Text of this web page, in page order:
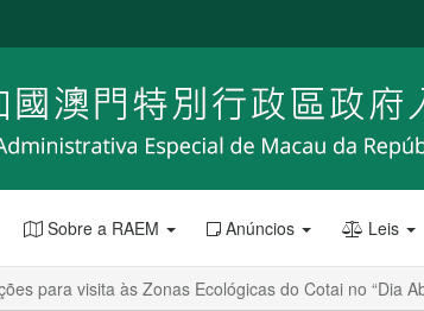
Sobre a RAEM Anúncios Leis
para visita às Zonas Ecológicas do Cotai no “Dia